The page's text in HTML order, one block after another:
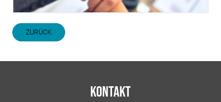
ZURÜCK
Kontakt